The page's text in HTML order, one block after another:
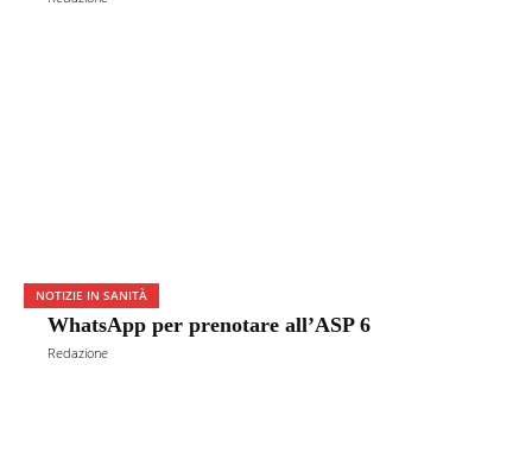
NOTIZIE IN SANITÀ
WhatsApp per prenotare all’ASP 6
Redazione